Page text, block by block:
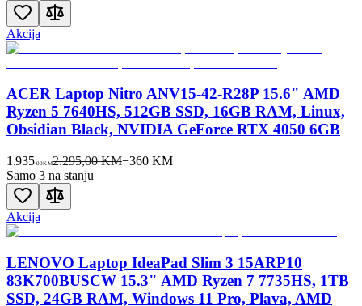
Akcija
ACER Laptop Nitro ANV15-42-R28P 15.6" AMD
Ryzen 5 7640HS, 512GB SSD, 16GB RAM, Linux,
Obsidian Black, NVIDIA GeForce RTX 4050 6GB
1.935 00KM2.295,00 KM−360KM
Samo 3 na stanju
Akcija
LENOVO Laptop IdeaPad Slim 3 15ARP10
83K700BUSCW 15.3" AMD Ryzen 7 7735HS, 1TB
SSD, 24GB RAM, Windows 11 Pro, Plava, AMD